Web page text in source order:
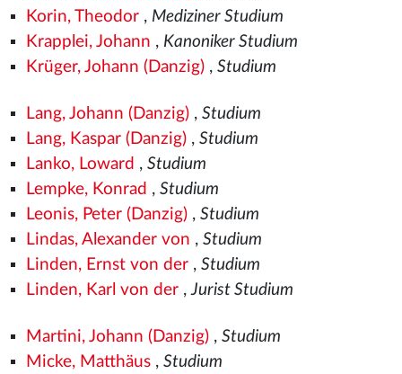
Korin, Theodor, Mediziner Studium
Krapplei, Johann , Kanoniker Studium
Krüger, Johann (Danzig), Studium
Lang, Johann (Danzig), Studium
Lang, Kaspar (Danzig), Studium
Lanko, Loward , Studium
Lempke, Konrad , Studium
Leonis, Peter (Danzig), Studium
Lindas, Alexander von , Studium
Linden, Ernst von der, Studium
Linden, Karl von der,Jurist Studium
Martini, Johann (Danzig), Studium
Micke, Matthäus, Studium